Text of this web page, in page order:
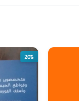
20%